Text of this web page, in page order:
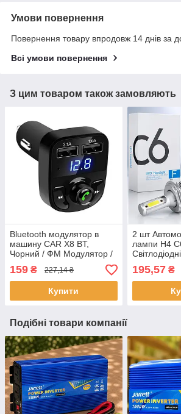
Умови повернення
Повернення товару впродовж 14 днів за
Всі умови повернення
З цим товаром також замовляють
Bluetooth модулятор в
машину CAR X8 BT,
Чорний / ФМ Модулятор /
ФМ Трансмітер з блютуз /
Блютуз модулятор
159 ₴ 227,14 ₴
Купити
2 шт
лампи H4
Автолампи
для авто
195,57₴
Подібні товари компанії